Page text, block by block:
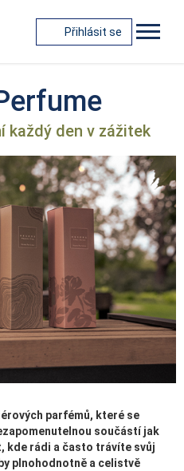
Přihlásit se
každý den v zážitek
parfémů, které se
součástí jak
kde rádi a často trávíte svůj
plnohodnotně a celistvě